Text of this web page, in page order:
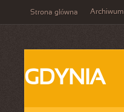
Strona główna Archiwum
GDYNIA